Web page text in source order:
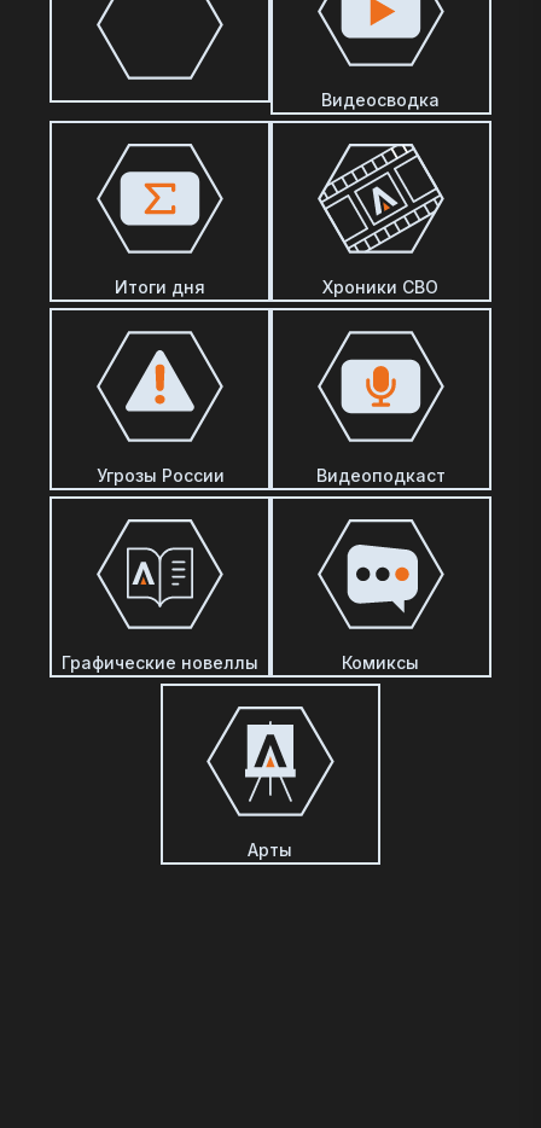
Видеосводка
Итоги дня Хроники СВО
Угрозы России Видеоподкаст
Графические новеллы Комиксы
Арты